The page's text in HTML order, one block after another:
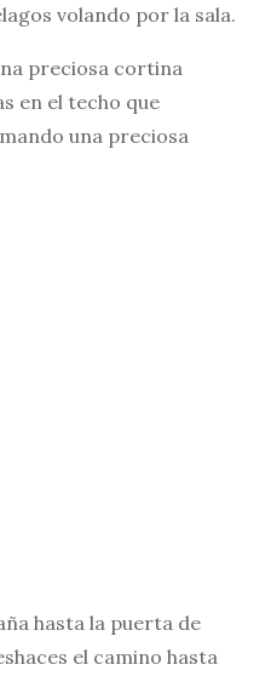
volando por la sala.
preciosa cortina
en el techo que
una preciosa
hasta la puerta de
el camino hasta